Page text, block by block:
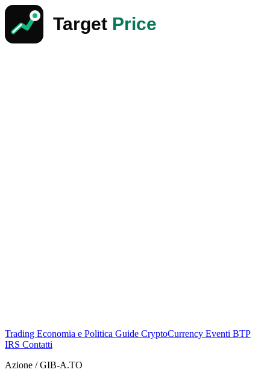
Trading Economia e Politica Guide CryptoCurrency Eventi BTP
IRS Contatti
Azione / GIB-A.TO